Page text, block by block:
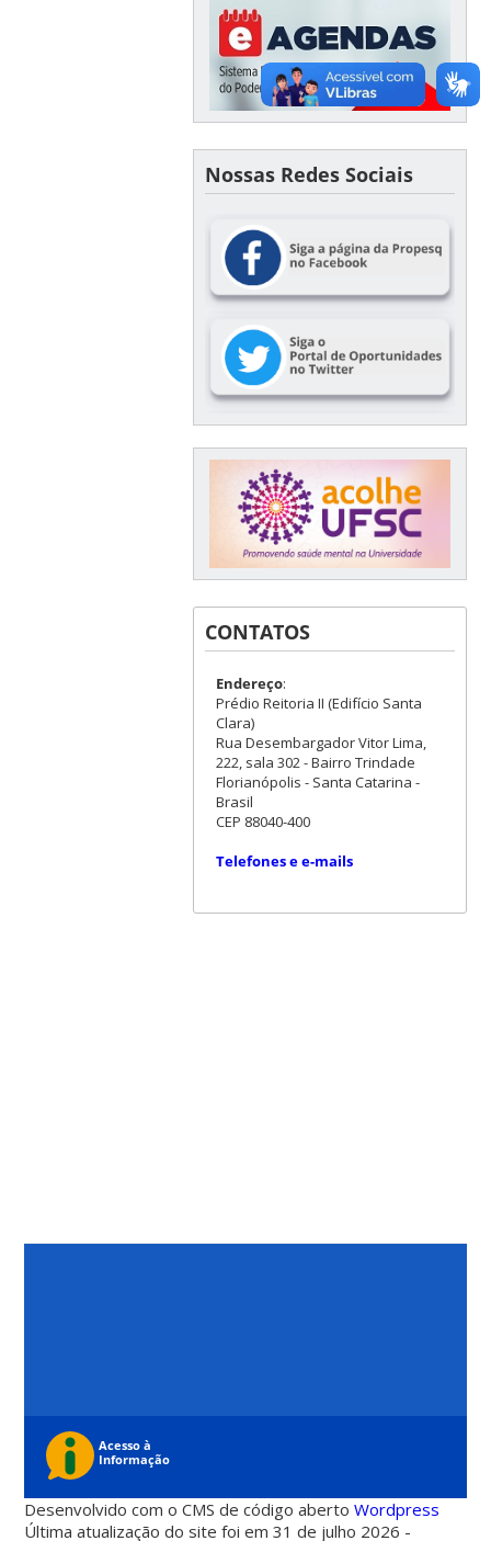
Nossas Redes Sociais
CONTATOS
Endereço:
Prédio Reitoria II (Edifício Santa
Clara)
Rua Desembargador Vitor Lima,
222, sala 302 - Bairro Trindade
Florianópolis - Santa Catarina -
Brasil
CEP 88040-400
Telefones e e-mails
Desenvolvido com o CMS de código abertoWordpress
Última atualização do site foi em 31 de julho 2026 -